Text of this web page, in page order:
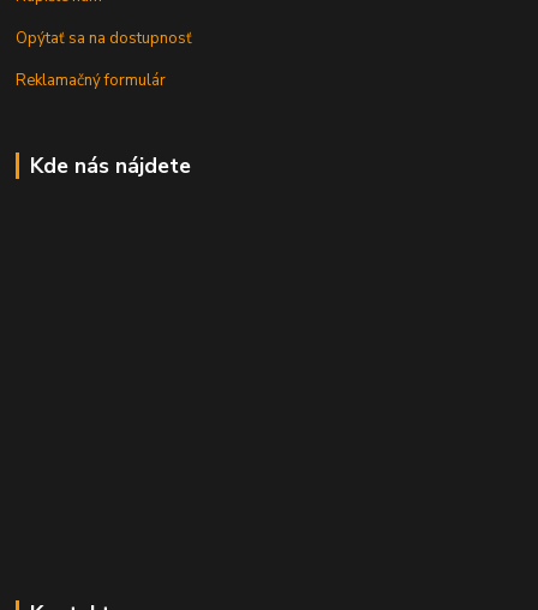
Opýtať sa na dostupnosť
Reklamačný formulár
Kde nás nájdete